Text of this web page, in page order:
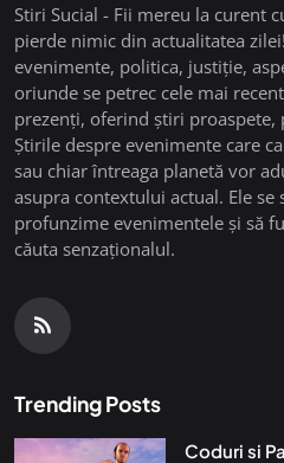
Stiri Sucial - Fii mereu la curent
pierde nimic din actualitatea
evenimente, politica, justiție,
oriunde se petrec cele mai
prezenți, oferind știri proaspete,
Știrile despre evenimente care
sau chiar întreaga planetă vor
asupra contextului actual. Ele se
profunzime evenimentele și să
căuta senzaționalul.
Trending Posts
Coduri si